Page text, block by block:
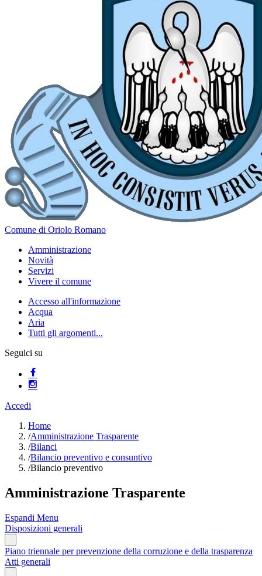
Comune di Oriolo Romano
Amministrazione
Novità
Servizi
Vivere il comune
Accesso all'informazione
Acqua
Aria
Tutti gli argomenti...
Seguici su
Accedi
Home
/Amministrazione Trasparente
/Bilanci
/Bilancio preventivo e consuntivo
/Bilancio preventivo
Amministrazione Trasparente
Espandi Menu
Disposizioni generali
Piano triennale per prevenzione della corruzione e della trasparenza
Atti generali